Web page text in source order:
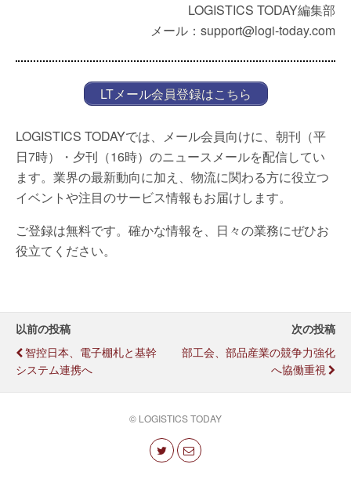
LOGISTICS TODAY編集部
メール：support@logi-today.com
LTメール会員登録はこちら
LOGISTICS TODAYでは、メール会員向けに、朝刊（平
日7時）・夕刊（16時）のニュースメールを配信してい
ます。業界の最新動向に加え、物流に関わる方に役立つ
イベントや注目のサービス情報もお届けします。
ご登録は無料です。確かな情報を、日々の業務にぜひお
役立てください。
以前の投稿
智控日本、電子棚札と基幹
システム連携へ
次の投稿
部工会、部品産業の競争力強化
へ協働重視
© LOGISTICS TODAY